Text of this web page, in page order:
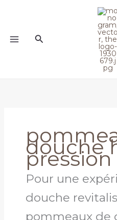
Rechercher
douche
pression
Pour une
douche
pommeaux de